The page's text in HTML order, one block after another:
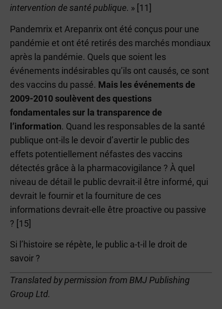
intervention de santé publique. » [11]
Pandemrix et Arepanrix ont été conçus pour une
pandémie et ont été retirés des marchés mondiaux
après la pandémie. Quels que soient les
événements indésirables qu’ils ont causés, ce sont
des vaccins du passé. Mais les événements de
2009-2010 soulèvent des questions
fondamentales sur la transparence de
l’information. Quand les responsables de la santé
publique ont-ils le devoir d’avertir le public des
effets potentiellement néfastes des vaccins
détectés grâce à la pharmacovigilance ? À quel
niveau de détail le public devrait-il être informé, qui
devrait le fournir et la fourniture de ces
informations devrait-elle être proactive ou passive
? [15]
Si l’histoire se répète, le public a-t-il le droit de
savoir ?
Translated by permission from BMJ Publishing
Group Ltd.